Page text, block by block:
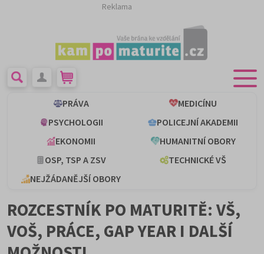
Reklama
PRÁVA
MEDICÍNU
PSYCHOLOGII
POLICEJNÍ AKADEMII
EKONOMII
HUMANITNÍ OBORY
OSP, TSP A ZSV
TECHNICKÉ VŠ
NEJŽÁDANĚJŠÍ OBORY
ROZCESTNÍK PO MATURITĚ: VŠ,
VOŠ, PRÁCE, GAP YEAR I DALŠÍ